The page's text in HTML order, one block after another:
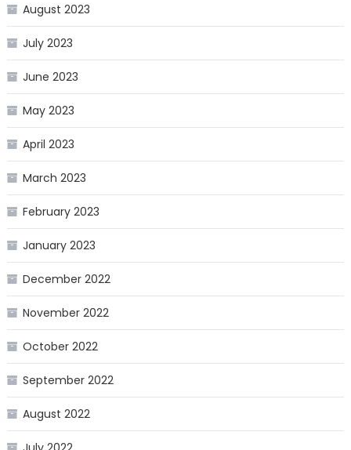
August 2023
July 2023
June 2023
May 2023
April 2023
March 2023
February 2023
January 2023
December 2022
November 2022
October 2022
September 2022
August 2022